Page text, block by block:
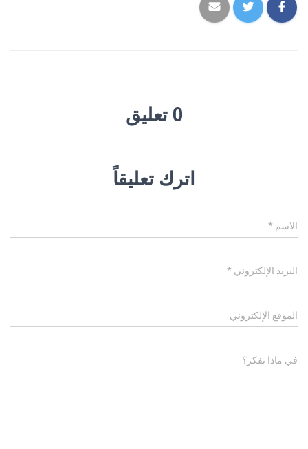
0 تعليق
اترك تعليقاً
الاسم *
البريد الإلكتروني *
الموقع الإلكتروني
في ماذا تفكر؟